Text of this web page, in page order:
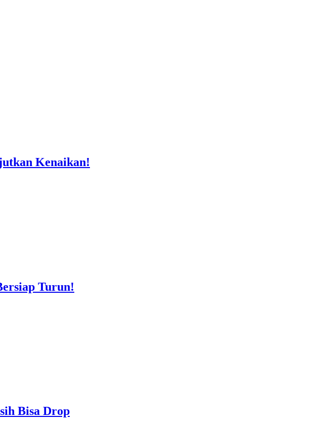
Kenaikan!
Turun!
Bisa Drop